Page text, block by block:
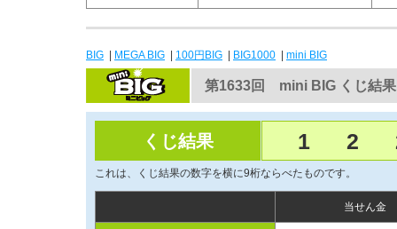
BIG MEGA BIG 100円BIG BIG1000 mini BIG
第1633回 mini BIG くじ結果
くじ結果 1 2
これは、くじ結果の数字を横に9桁ならべたものです。
当せん金